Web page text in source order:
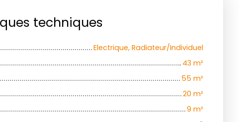
techniques
Electrique, Radiateur/Individuel
43 m²
55 m²
20 m²
9 m²